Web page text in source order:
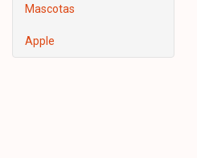
Mascotas
Apple